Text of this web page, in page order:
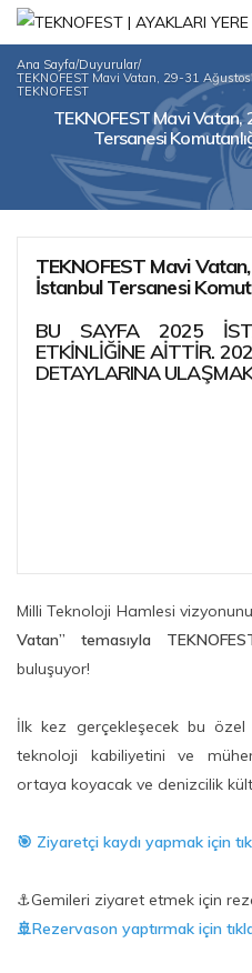
Ana Sayfa/Duyurular/
TEKNOFEST Mavi Vatan, 29-31
TEKNOFEST
TEKNOFEST Mavi
Tersanesi
TEKNOFEST Mavi
İstanbul Tersanesi
BU SAYFA 2025
ETKINLIĞINE AITTIR.
DETAYLARINA
Milli Teknoloji Hamlesi
Vatan” temasıyla
buluşuyor!
İlk kez gerçekleşecek bu özel
teknoloji kabiliyetini ve
ortaya koyacak ve denizcilik
🎯 Ziyaretçi kaydı yapmak için
⚓Gemileri ziyaret etmek için
🚢Rezervason yaptırmak için